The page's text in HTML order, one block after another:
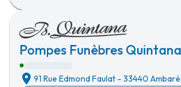
Pompes Funèbres
91 Rue Edmond Faulat - 33440